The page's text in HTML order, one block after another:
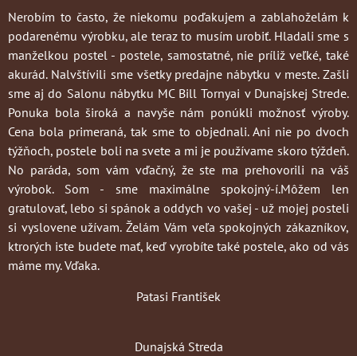
Nerobím to často, že niekomu poďakujem a zablahoželám k
podarenému výrobku, ale teraz to musím urobiť. Hladali sme s
manželkou postel - postele, samostatné, nie príliž veľké, také
akurád. Nalvštívili sme všetky predajne nábytku v meste. Zašli
sme aj do Salonu nábytku MC Bill Tornyai v Dunajskej Strede.
Ponuka bola široká a navyše nám ponúkli možnosť výroby.
Cena bola primeraná, tak sme to objednali. Ani nie po dvoch
týžňoch, postele boli na svete a mi je používame skoro týždeň.
No paráda, som vám vďačný, že ste ma prehovorili na váš
výrobok. Som - sme maximálne spokojný-í.Môžem len
gratulovať, lebo si spánok a oddych vo vašej - už mojej posteli
si vyslovene užívam. Želám Vám veľa spokojných zákazníkov,
ktrorých iste budete mať, keď vyrobíte také postele, ako od vás
máme my. Vďaka.
Patasi František
Dunajská Streda